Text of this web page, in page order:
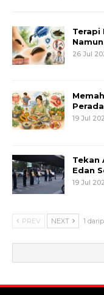
Terapi
26 Jul
19 Jul
Tekan
Edan
19 Jul
PREV NEXT 1